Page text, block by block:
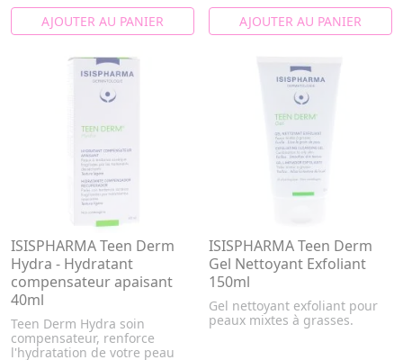
AJOUTER AU PANIER AJOUTER AU PANIER
ISISPHARMA Teen Derm
Hydra - Hydratant
compensateur apaisant
40ml
Teen Derm Hydra soin
compensateur, renforce
l'hydratation de votre peau
ISISPHARMA Teen Derm
Gel Nettoyant Exfoliant
150ml
Gel nettoyant exfoliant pour
peaux mixtes à grasses.